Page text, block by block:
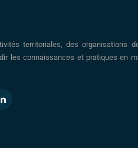
territoriales, des organisations
les connaissances et pratiques en